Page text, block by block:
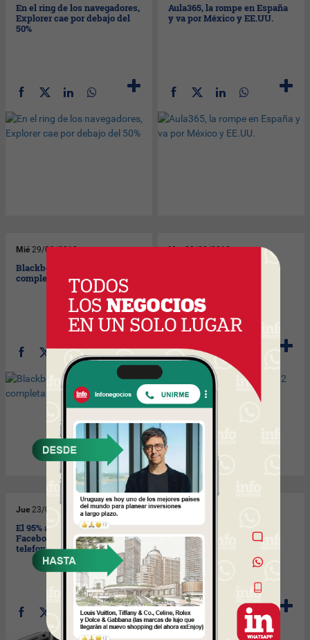
En el ring de los navegadores,
Explorer cae por debajo del
50%
Aula365, la rompe en España
y va por México y EE.UU.
Mié 29/09/2010
Blackberry PlayBook, para
completar el poker
Mar28/09/2010
¿Qué hizo Google en sus 12
Jue 23/09/2010
El 95% aceptaríamos que
Facebook nos brinde
telefonía celular
Jue
Ya llega... la tablet de
BlackBerry